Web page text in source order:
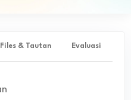
Files & Tautan Evaluasi